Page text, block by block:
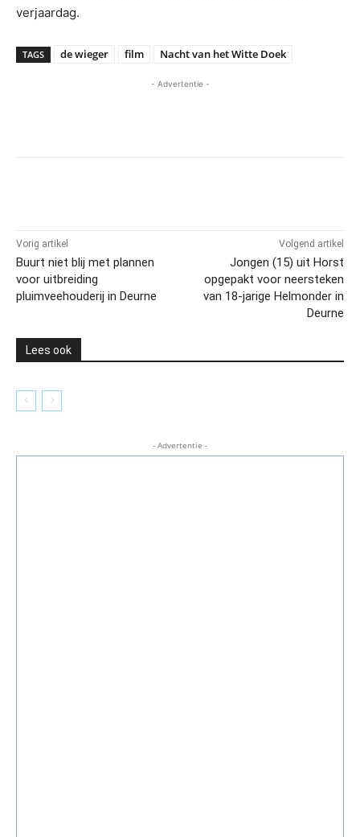
verjaardag.
TAGS de wieger film Nacht van het Witte Doek
- Advertentie -
Vorig artikel
Buurt niet blij met plannen
voor uitbreiding
pluimveehouderij in Deurne
Volgend artikel
Jongen (15) uit Horst
opgepakt voor neersteken
van 18-jarige Helmonder in
Deurne
Lees ook
- Advertentie -